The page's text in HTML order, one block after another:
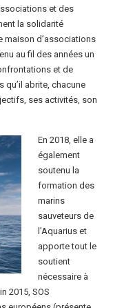
et des
la solidarité
maison d’associations
au fil des années un
et de
abrite, chacune
ses activités, son
En 2018, elle a
également
soutenu la
formation des
marins
sauveteurs de
l’Aquarius et
apporte tout le
soutient
nécessaire à
2015, SOS